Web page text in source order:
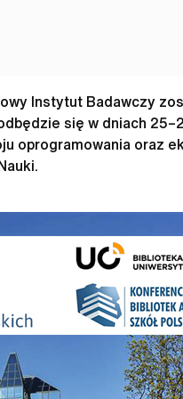
Instytut Badawczy
się w dniach
oprogramowania oraz